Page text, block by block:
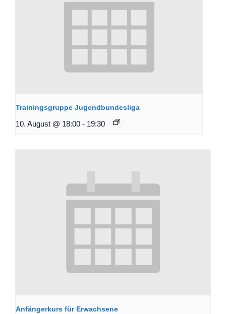
Trainingsgruppe Jugendbundesliga
10. August @ 18:00 - 19:30
Anfängerkurs für Erwachsene